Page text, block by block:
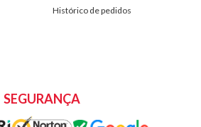
Histórico de pedidos
SEGURANÇA